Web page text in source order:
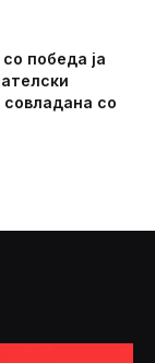
победа ја
совладана со